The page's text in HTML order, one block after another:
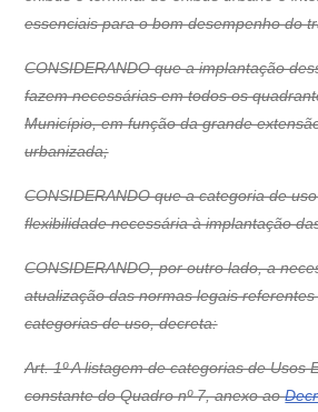
essenciais para o bom desempenho do
CONSIDERANDO que a implantação
fazem necessárias em todos os
Município, em função da grande
urbanizada;
CONSIDERANDO que a categoria de
flexibilidade necessária à implantação
CONSIDERANDO, por outro lado, a
atualização das normas legais
categorias de uso, decreta:
Art. 1º A listagem de categorias de Usos
constante do Quadro nº 7, anexo ao